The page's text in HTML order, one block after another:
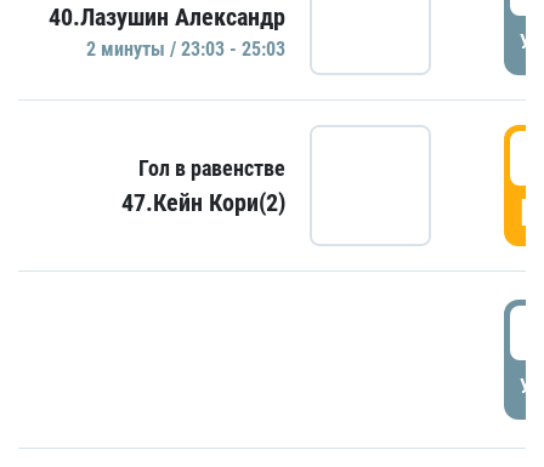
40.Лазушин Александр
2 минуты / 23:03 - 25:03
Гол в равенстве
47.Кейн Кори(2)